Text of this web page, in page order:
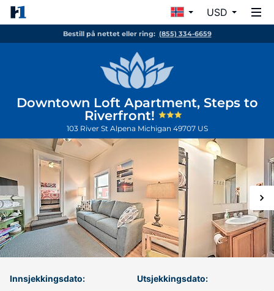
USD
Bestill på nettet eller ring: (855) 334-6659
Downtown Loft Apartment, Steps to
Riverfront!
103 River St Alpena Michigan 49707 US
Innsjekkingsdato: Utsjekkingsdato: